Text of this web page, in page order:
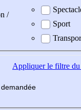
/
Sport
Appliquerle filtre du
demandée